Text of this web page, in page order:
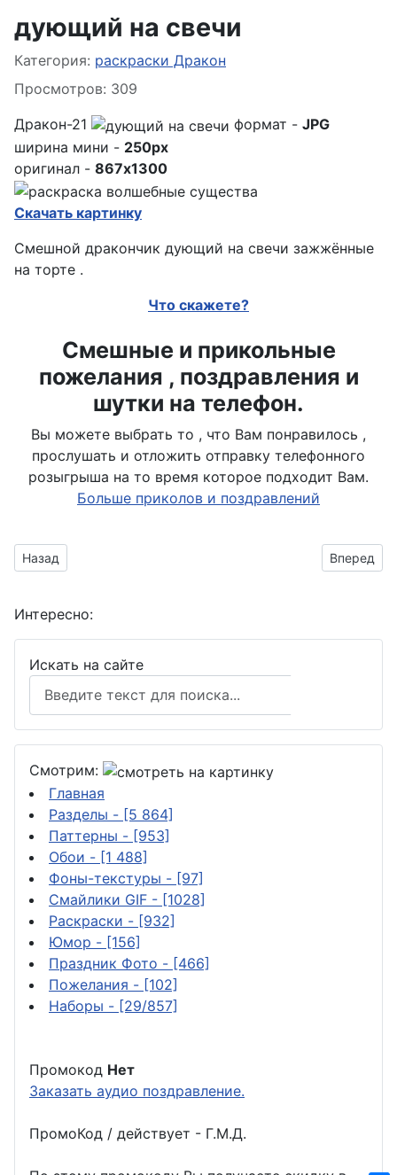
дующий на свечи
Информация о материале
Категория: раскраски Дракон
Просмотров: 309
Дракон-21
формат - JPG
ширина мини - 250px
оригинал - 867x1300
Скачать картинку
Смешной дракончик дующий на свечи зажжённые
на торте .
Что скажете?
Смешные и прикольные
пожелания , поздравления и
шутки на телефон.
Вы можете выбрать то , что Вам понравилось ,
прослушать и отложить отправку телефонного
розыгрыша на то время которое подходит Вам.
Больше приколов и поздравлений
Предыдущий материал: Летящий дракон
Назад Вперед
Интересно:
Искать на сайте
Смотрим:
Главная
Разделы - [5 864]
Паттерны - [953]
Обои - [1 488]
Фоны-текстуры - [97]
Смайлики GIF - [1028]
Раскраски - [932]
Юмор - [156]
Праздник Фото - [466]
Пожелания - [102]
Наборы - [29/857]
Промокод Нет
Заказать аудио поздравление.
ПромоКод / действует - Г.М.Д.